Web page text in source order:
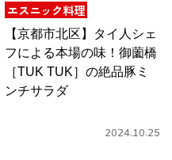
エスニック料理
【京都市北区】タイ人シェ
フによる本場の味！御薗橋
［TUK TUK］の絶品豚ミ
ンチサラダ
2024.10.25